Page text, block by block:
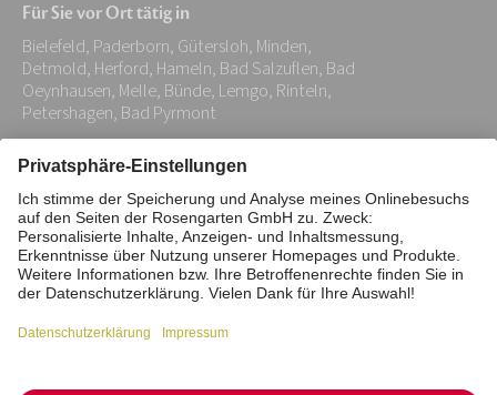
Adresse:
*
Für Sie vor Ort tätig in
Bielefeld, Paderborn, Gütersloh, Minden,
Detmold, Herford, Hameln, Bad Salzuflen, Bad
Oeynhausen, Melle, Bünde, Lemgo, Rinteln,
Petershagen, Bad Pyrmont
Impressum Datenschutz
Stiftung
Interne Meldestelle
Zahlungsmittel
Barrierefreiheitserklärung
Vertrag widerrufen